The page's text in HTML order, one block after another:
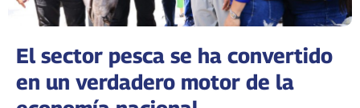
El sector pesca se ha convertido
en un verdadero motor de la